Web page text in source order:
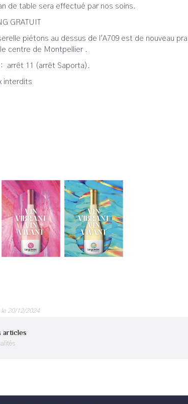
de table sera effectué par nos soins.
GRATUIT
piétons au dessus de l'A709 est de nouveau
centre de Montpellier .
: arrêt 11 (arrêt Saporta).
interdits
20/12/2024
articles